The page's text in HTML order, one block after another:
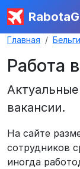
Главная
Работа
вакансии.
На сайте
сотрудников
иногда